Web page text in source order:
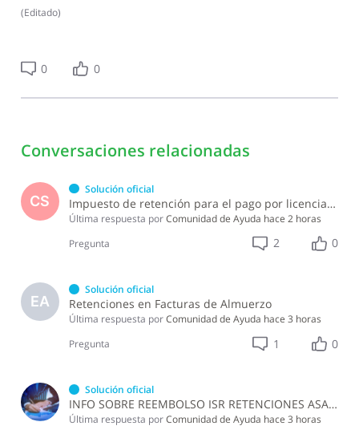
(Editado)
0 0
Conversaciones relacionadas
CS
Solución oficial
Impuesto de retención para el pago por licencia de software y soporte de software ?
Última respuesta porComunidad de Ayuda hace 2 horas
Pregunta
2 0
EA
Solución oficial
Retenciones en Facturas de Almuerzo
Última respuesta porComunidad de Ayuda hace 3 horas
Pregunta
1 0
Solución oficial
INFO SOBRE REEMBOLSO ISR RETENCIONES ASALARIADOS
Última respuesta porComunidad de Ayuda hace 3 horas